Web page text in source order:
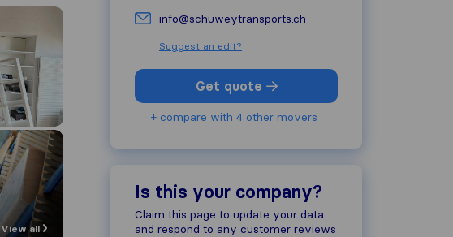
View all
info@schuweytransports.ch
Suggest an edit?
Get quote
+ compare with 4 other movers
Is this your company?
Claim this page to update your data
and respond to any customer reviews